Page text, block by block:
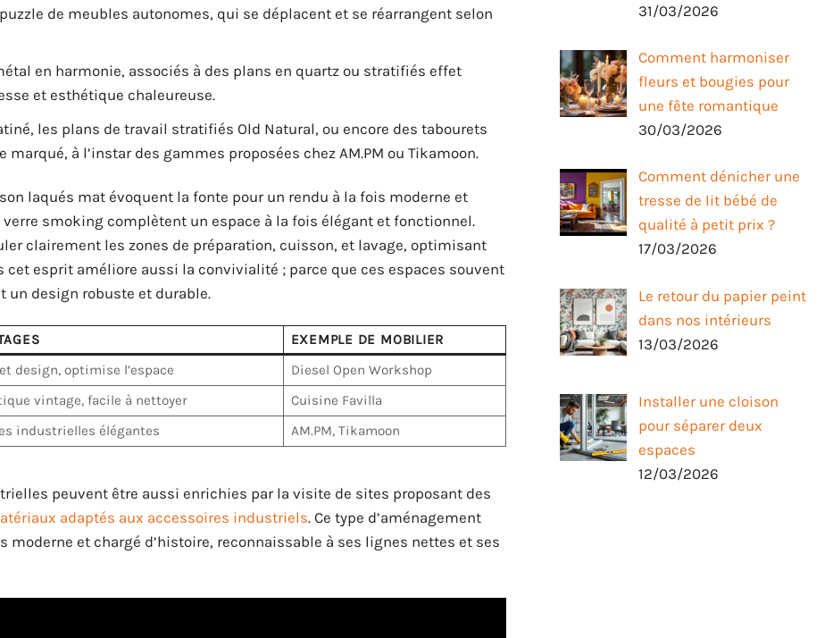
de meubles autonomes, qui se déplacent et se réarrangent selon
en harmonie, associés à des plans en quartz ou stratifiés effet
et esthétique chaleureuse.
les plans de travail stratifiés Old Natural, ou encore des tabourets
à l’instar des gammes proposées chez AM.PM ou Tikamoon.
laqués mat évoquent la fonte pour un rendu à la fois moderne et
smoking complètent un espace à la fois élégant et fonctionnel.
clairement les zones de préparation, cuisson, et lavage, optimisant
esprit améliore aussi la convivialité ; parce que ces espaces souvent
design robuste et durable.
EXEMPLE DE MOBILIER
design, optimise l’espace
Diesel Open Workshop
vintage, facile à nettoyer
Cuisine Favilla
industrielles élégantes AM.PM, Tikamoon
peuvent être aussi enrichies par la visite de sites proposant des
adaptés aux accessoires industriels. Ce type d’aménagement
et chargé d’histoire, reconnaissable à ses lignes nettes et ses
31/03/2026
Comment harmoniser
fleurs et bougies pour
une fête romantique
30/03/2026
Comment dénicher une
tresse de lit bébé de
qualité à petit prix ?
17/03/2026
Le retour du papier peint
dans nos intérieurs
13/03/2026
Installer une cloison
pour séparer deux
espaces
12/03/2026